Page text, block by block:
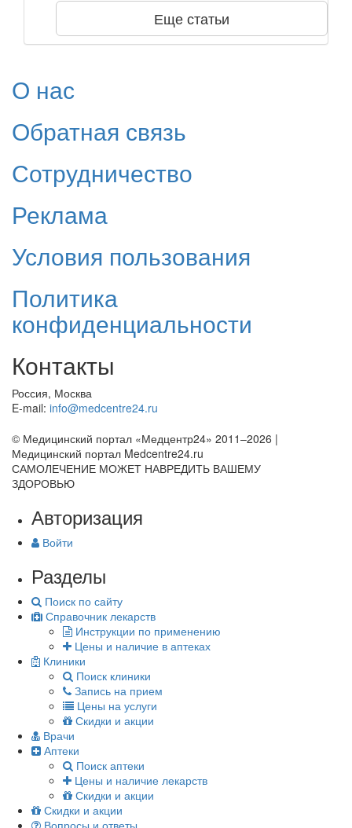
Еще статьи
О нас
Обратная связь
Сотрудничество
Реклама
Условия пользования
Политика
конфиденциальности
Контакты
Россия, Москва
E-mail: info@medcentre24.ru
© Медицинский портал «Медцентр24» 2011–2026 |
Медицинский портал Medcentre24.ru
САМОЛЕЧЕНИЕ МОЖЕТ НАВРЕДИТЬ ВАШЕМУ
ЗДОРОВЬЮ
Авторизация
Войти
Разделы
Поиск по сайту
Справочник лекарств
Инструкции по применению
Цены и наличие в аптеках
Клиники
Поиск клиники
Запись на прием
Цены на услуги
Скидки и акции
Врачи
Аптеки
Поиск аптеки
Цены и наличие лекарств
Скидки и акции
Скидки и акции
Вопросы и ответы